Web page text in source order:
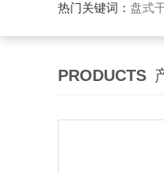
热门关键词： 盘式
PRODUCTS